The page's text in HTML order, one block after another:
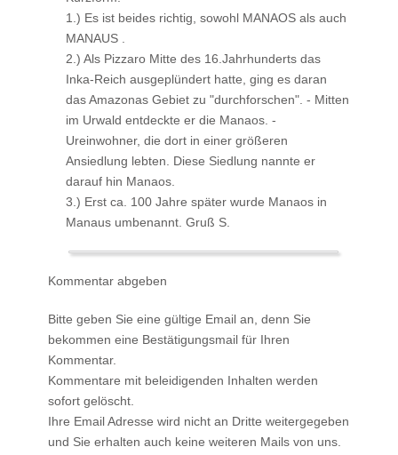
1.) Es ist beides richtig, sowohl MANAOS als auch
MANAUS .
2.) Als Pizzaro Mitte des 16.Jahrhunderts das
Inka-Reich ausgeplündert hatte, ging es daran
das Amazonas Gebiet zu "durchforschen". - Mitten
im Urwald entdeckte er die Manaos. -
Ureinwohner, die dort in einer größeren
Ansiedlung lebten. Diese Siedlung nannte er
darauf hin Manaos.
3.) Erst ca. 100 Jahre später wurde Manaos in
Manaus umbenannt. Gruß S.
Kommentar abgeben
Bitte geben Sie eine gültige Email an, denn Sie
bekommen eine Bestätigungsmail für Ihren
Kommentar.
Kommentare mit beleidigenden Inhalten werden
sofort gelöscht.
Ihre Email Adresse wird nicht an Dritte weitergegeben
und Sie erhalten auch keine weiteren Mails von uns.